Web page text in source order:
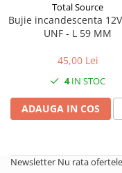
1.5.3. Garnituri
1.5.4. Piese de schimb
motor si accesorii
1.5.5. Pistoane &
Total Source
Bujie incandescenta
UNF - L 59 MM
45,00 Lei
4IN STOC
ADAUGA IN COS
Newsletter Nu rata